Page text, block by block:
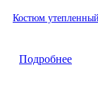
Костюм
Подробнее